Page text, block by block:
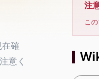
確
意く
注
こ